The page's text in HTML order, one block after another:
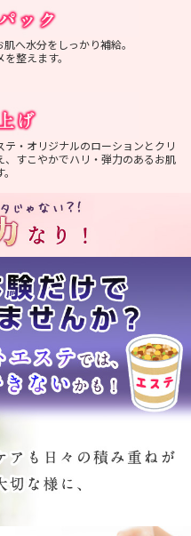
肌へ水分をしっかり補給。
整えます。
テ・オリジナルのローションとクリ
、すこやかでハリ・弾力のあるお肌